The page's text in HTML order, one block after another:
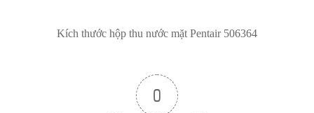
Kích thước hộp thu nước mặt Pentair 506364
0